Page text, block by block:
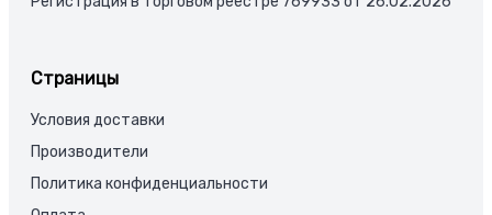
Страницы
Условия доставки
Производители
Политика конфиденциальности